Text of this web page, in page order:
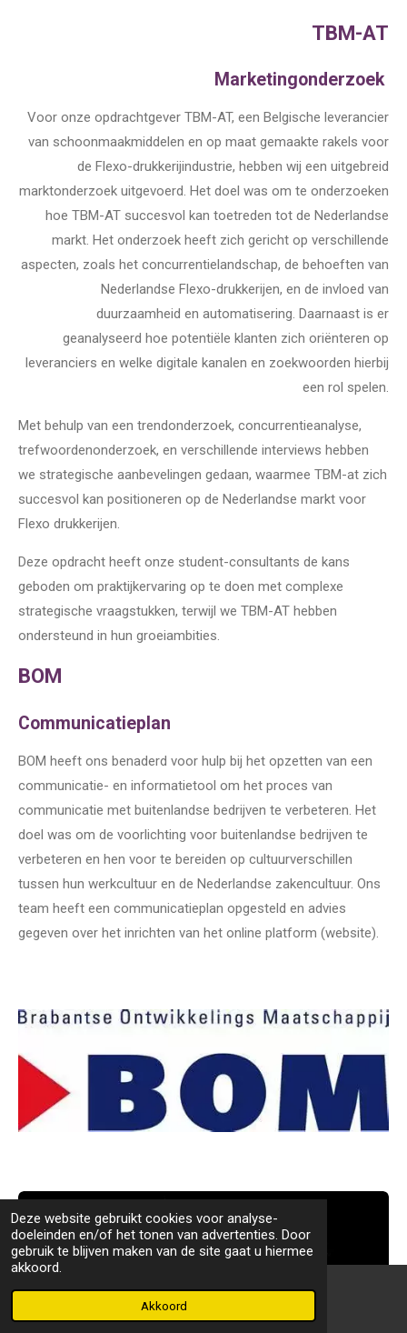
Deze website gebruikt cookies voor analyse-
doeleinden en/of het tonen van advertenties. Door
gebruik te blijven maken van de site gaat u hiermee
akkoord.
Akkoord
TBM-AT
Marketingonderzoek
Voor onze opdrachtgever TBM-AT, een Belgische leverancier
van schoonmaakmiddelen en op maat gemaakte rakels voor
de Flexo-drukkerijindustrie, hebben wij een uitgebreid
marktonderzoek uitgevoerd. Het doel was om te onderzoeken
hoe TBM-AT succesvol kan toetreden tot de Nederlandse
markt. Het onderzoek heeft zich gericht op verschillende
aspecten, zoals het concurrentielandschap, de behoeften van
Nederlandse Flexo-drukkerijen, en de invloed van
duurzaamheid en automatisering. Daarnaast is er
geanalyseerd hoe potentiële klanten zich oriënteren op
leveranciers en welke digitale kanalen en zoekwoorden hierbij
een rol spelen.
Met behulp van een trendonderzoek, concurrentieanalyse,
trefwoordenonderzoek, en verschillende interviews hebben
we strategische aanbevelingen gedaan, waarmee TBM-at zich
succesvol kan positioneren op de Nederlandse markt voor
Flexo drukkerijen.
Deze opdracht heeft onze student-consultants de kans
geboden om praktijkervaring op te doen met complexe
strategische vraagstukken, terwijl we TBM-AT hebben
ondersteund in hun groeiambities.
BOM
Communicatieplan
BOM heeft ons benaderd voor hulp bij het opzetten van een
communicatie- en informatietool om het proces van
communicatie met buitenlandse bedrijven te verbeteren. Het
doel was om de voorlichting voor buitenlandse bedrijven te
verbeteren en hen voor te bereiden op cultuurverschillen
tussen hun werkcultuur en de Nederlandse zakencultuur. Ons
team heeft een communicatieplan opgesteld en advies
gegeven over het inrichten van het online platform (website).